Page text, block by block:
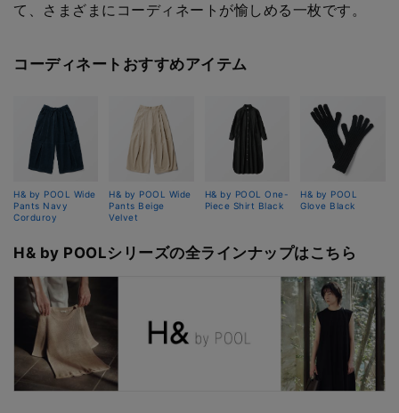
て、さまざまにコーディネートが愉しめる一枚です。
コーディネートおすすめアイテム
H& by POOL Wide
Pants Navy
Corduroy
H& by POOL Wide
Pants Beige
Velvet
H& by POOL One-
Piece Shirt Black
H& by POOL
Glove Black
H& by POOLシリーズの全ラインナップはこちら